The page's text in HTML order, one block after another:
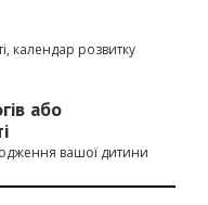
календар розвитку
або
вашої дитини